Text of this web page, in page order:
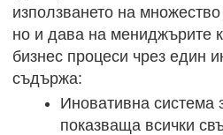
използването на
но и дава на мениджърите
бизнес процеси чрез един
съдържа:
Иновативна система
показваща всички